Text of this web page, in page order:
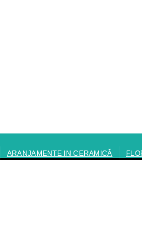
ARANJAMENTE IN CERAMICĂ